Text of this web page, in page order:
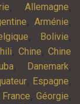
, Allemagne,
, Arménie,
, Bolivie,
, Chine, Chine
, Danemark,
, Espagne,
France,Géorgie,